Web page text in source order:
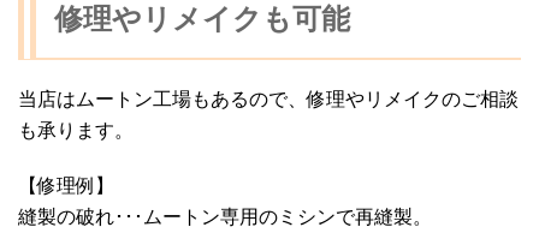
修理やリメイクも可能
当店はムートン工場もあるので、修理やリメイクのご相談
も承ります。
【修理例】
縫製の破れ･･･ムートン専用のミシンで再縫製。